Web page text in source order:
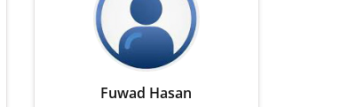
Fuwad Hasan